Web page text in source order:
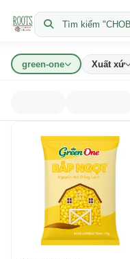
Tìm kiếm
green-one Xuất xứ